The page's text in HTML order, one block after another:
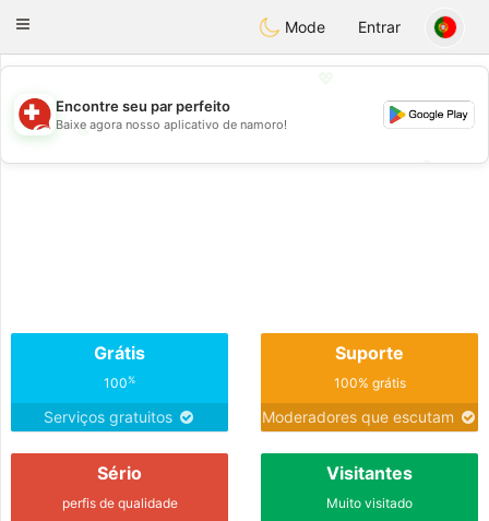
Suissi
Toggle
Mode Entrar
💖
💕
Encontre seu par perfeito
Baixe agora nosso aplicativo de namoro!
Grátis
100%
Serviços gratuitos
Suporte
100% grátis
Moderadores que escutam
Sério
perfis de qualidade
Visitantes
Muito visitado